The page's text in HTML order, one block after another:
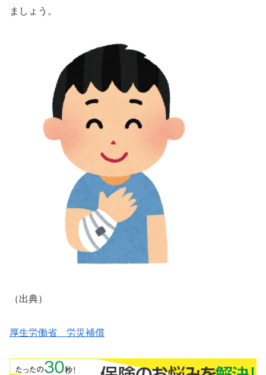
ましょう。
（出典）
厚生労働省 労災補償